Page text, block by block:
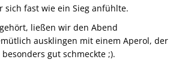
sich fast wie ein Sieg anfühlte.
ließen wir den Abend
ausklingen mit einem Aperol, der
gut schmeckte ;).